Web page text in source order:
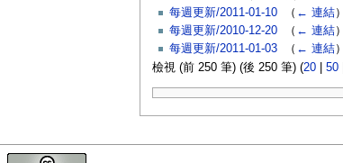
每週更新/2011-01-10‎ （ ← 連結）
每週更新/2010-12-20‎ （ ← 連結）
每週更新/2011-01-03‎ （ ← 連結）
檢視 (前 250 筆) (後 250 筆) (20| 50|